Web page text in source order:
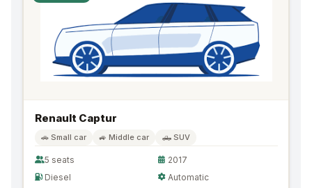
Renault Captur
🚗 Small car 🚙 Middle car 🛻 SUV
5 seats
2017
Diesel
Automatic